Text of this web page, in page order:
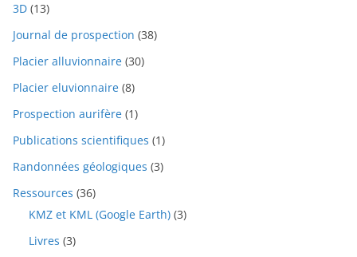
3D (13)
Journal de prospection (38)
Placier alluvionnaire (30)
Placier eluvionnaire (8)
Prospection aurifère (1)
Publications scientifiques (1)
Randonnées géologiques (3)
Ressources (36)
KMZ et KML (Google Earth) (3)
Livres (3)